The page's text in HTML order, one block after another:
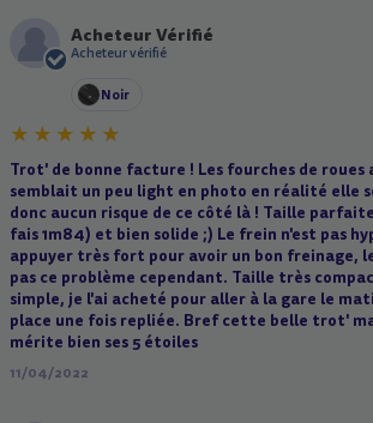
A
Acheteur Vérifié
Acheteur vérifié
Noir
Trot' de bonne facture ! Les fourches de
semblait un peu light en photo en réalité elle
donc aucun risque de ce côté là ! Taille
fais 1m84) et bien solide ;) Le frein n'est pas
appuyer très fort pour avoir un bon freinage,
pas ce problème cependant. Taille très
simple, je l'ai acheté pour aller à la gare le
place une fois repliée. Bref cette belle trot'
mérite bien ses 5 étoiles
11/04/2022